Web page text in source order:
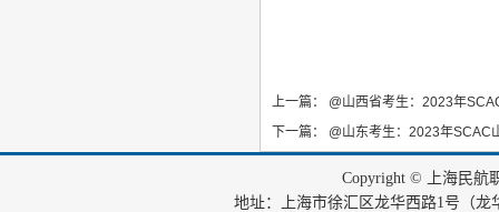
上一篇：
@山西省考生：2023年
下一篇：
@山东考生：2023年SCAC
Copyright © 上海民航
地址：上海市徐汇区龙华西路1号（龙